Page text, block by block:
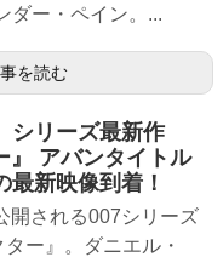
ダー・ペイン。...
を読む
シリーズ最新作
』 アバンタイトル
最新映像到着！
開される007シリーズ
ー』。ダニエル・